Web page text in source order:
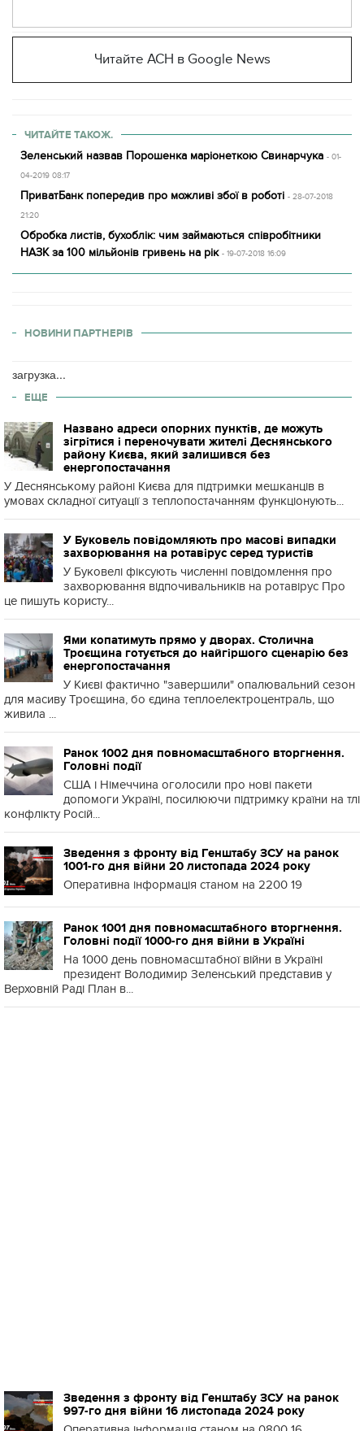
Читайте АСН в Google News
ЧИТАЙТЕ ТАКОЖ.
Зеленський назвав Порошенка маріонеткою Свинарчука - 01-
04-2019 08:17
ПриватБанк попередив про можливі збої в роботі - 28-07-2018
21:20
Обробка листів, бухоблік: чим займаються співробітники
НАЗК за 100 мільйонів гривень на рік - 19-07-2018 16:09
НОВИНИ ПАРТНЕРІВ
загрузка...
ЕЩЕ
Названо адреси опорних пунктів, де можуть
зігрітися і переночувати жителі Деснянського
району Києва, який залишився без
енергопостачання
У Деснянському районі Києва для підтримки мешканців в
умовах складної ситуації з теплопостачанням функціонують...
У Буковель повідомляють про масові випадки
захворювання на ротавірус серед туристів
У Буковелі фіксують численні повідомлення про
захворювання відпочивальників на ротавірус Про
це пишуть користу...
Ями копатимуть прямо у дворах. Столична
Троєщина готується до найгіршого сценарію без
енергопостачання
У Києві фактично "завершили" опалювальний сезон
для масиву Троєщина, бо єдина теплоелектроцентраль, що
живила ...
Ранок 1002 дня повномасштабного вторгнення.
Головні події
США і Німеччина оголосили про нові пакети
допомоги Україні, посилюючи підтримку країни на тлі
конфлікту Росій...
Зведення з фронту від Генштабу ЗСУ на ранок
1001-го дня війни 20 листопада 2024 року
Оперативна інформація станом на 2200 19
Ранок 1001 дня повномасштабного вторгнення.
Головні події 1000-го дня війни в Україні
На 1000 день повномасштабної війни в Україні
президент Володимир Зеленський представив у
Верховній Раді План в...
Зведення з фронту від Генштабу ЗСУ на ранок
997-го дня війни 16 листопада 2024 року